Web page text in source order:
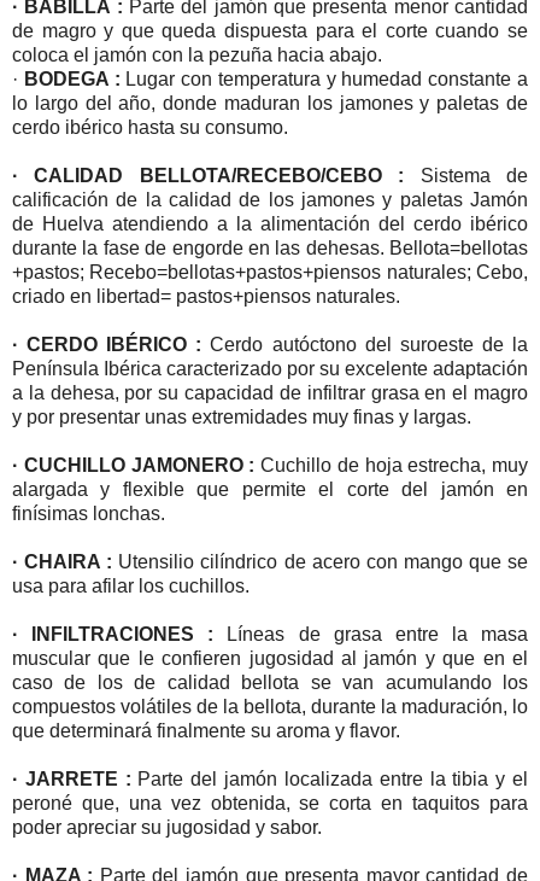
· BABILLA : Parte del jamón que presenta menor cantidad
de magro y que queda dispuesta para el corte cuando se
coloca el jamón con la pezuña hacia abajo.
· BODEGA : Lugar con temperatura y humedad constante a
lo largo del año, donde maduran los jamones y paletas de
cerdo ibérico hasta su consumo.
· CALIDAD BELLOTA/RECEBO/CEBO : Sistema de
calificación de la calidad de los jamones y paletas Jamón
de Huelva atendiendo a la alimentación del cerdo ibérico
durante la fase de engorde en las dehesas. Bellota=bellotas
+pastos; Recebo=bellotas+pastos+piensos naturales; Cebo,
criado en libertad= pastos+piensos naturales.
· CERDO IBÉRICO : Cerdo autóctono del suroeste de la
Península Ibérica caracterizado por su excelente adaptación
a la dehesa, por su capacidad de infiltrar grasa en el magro
y por presentar unas extremidades muy finas y largas.
· CUCHILLO JAMONERO : Cuchillo de hoja estrecha, muy
alargada y flexible que permite el corte del jamón en
finísimas lonchas.
· CHAIRA : Utensilio cilíndrico de acero con mango que se
usa para afilar los cuchillos.
· INFILTRACIONES : Líneas de grasa entre la masa
muscular que le confieren jugosidad al jamón y que en el
caso de los de calidad bellota se van acumulando los
compuestos volátiles de la bellota, durante la maduración, lo
que determinará finalmente su aroma y flavor.
· JARRETE : Parte del jamón localizada entre la tibia y el
peroné que, una vez obtenida, se corta en taquitos para
poder apreciar su jugosidad y sabor.
· MAZA : Parte del jamón que presenta mayor cantidad de